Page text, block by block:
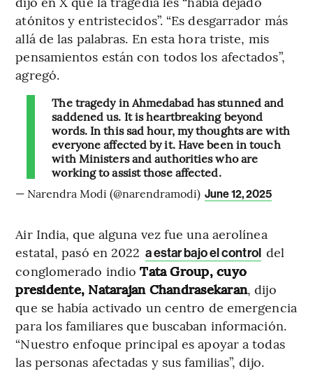
atónitos y entristecidos”. “Es desgarrador más
allá de las palabras. En esta hora triste, mis
pensamientos están con todos los afectados”,
agregó.
The tragedy in Ahmedabad has stunned and
saddened us. It is heartbreaking beyond
words. In this sad hour, my thoughts are with
everyone affected by it. Have been in touch
with Ministers and authorities who are
working to assist those affected.
— Narendra Modi (@narendramodi) June 12, 2025
Air India, que alguna vez fue una aerolínea
estatal, pasó en 2022 a estar bajo el control del
conglomerado indioTata Group, cuyo
presidente, Natarajan Chandrasekaran, dijo
que se había activado un centro de emergencia
para los familiares que buscaban información.
“Nuestro enfoque principal es apoyar a todas
las personas afectadas y sus familias”, dijo.